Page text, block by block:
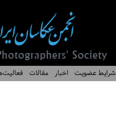
شرایط عضویت اخبار مقالات